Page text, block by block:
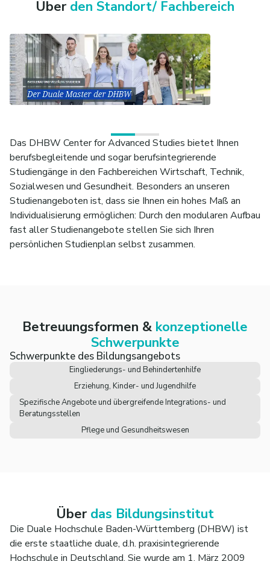
Über den Standort/ Fachbereich
Das DHBW Center for Advanced Studies bietet Ihnen
berufsbegleitende und sogar berufsintegrierende
Studiengänge in den Fachbereichen Wirtschaft, Technik,
Sozialwesen und Gesundheit. Besonders an unseren
Studienangeboten ist, dass sie Ihnen ein hohes Maß an
Individualisierung ermöglichen: Durch den modularen Aufbau
fast aller Studienangebote stellen Sie sich Ihren
persönlichen Studienplan selbst zusammen.
Betreuungsformen & konzeptionelle
Schwerpunkte
Schwerpunkte des Bildungsangebots
Eingliederungs- und Behindertenhilfe
Erziehung, Kinder- und Jugendhilfe
Spezifische Angebote und übergreifende Integrations- und
Beratungsstellen
Pflege und Gesundheitswesen
Über das Bildungsinstitut
Die Duale Hochschule Baden-Württemberg (DHBW) ist
die erste staatliche duale, d.h. praxisintegrierende
Hochschule in Deutschland. Sie wurde am 1. März 2009